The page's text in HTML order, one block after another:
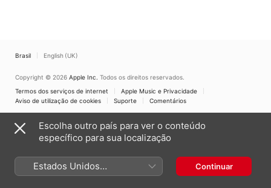
Brasil English (UK)
Copyright © 2026 Apple Inc. Todos os direitos reservados.
Termos dos serviços de internet
Apple Music e Privacidade
Aviso de utilização de cookies
Suporte Comentários
Escolha outro país para ver o conteúdo
específico para sua localização
Estados Unidos
(Português Brasil)
Continuar